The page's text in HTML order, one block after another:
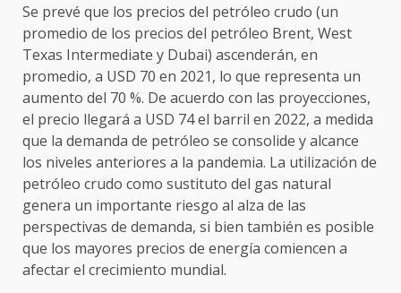
Se prevé que los precios del petróleo crudo (un
promedio de los precios del petróleo Brent, West
Texas Intermediate y Dubai) ascenderán, en
promedio, a USD 70 en 2021, lo que representa un
aumento del 70 %. De acuerdo con las proyecciones,
el precio llegará a USD 74 el barril en 2022, a medida
que la demanda de petróleo se consolide y alcance
los niveles anteriores a la pandemia. La utilización de
petróleo crudo como sustituto del gas natural
genera un importante riesgo al alza de las
perspectivas de demanda, si bien también es posible
que los mayores precios de energía comiencen a
afectar el crecimiento mundial.